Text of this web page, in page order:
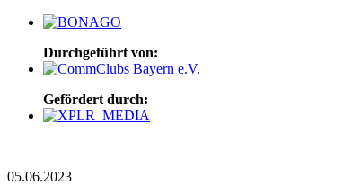
Durchgeführt von:
Gefördert durch:
05.06.2023